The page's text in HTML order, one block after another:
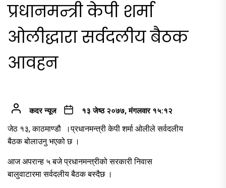
प्रधानमन्त्री केपी शर्मा
ओलीद्धारा सर्वदलीय बैठक
आवहन
कदर न्यूज १३ जेष्ठ २०७७, मंगलवार १५:१२
जेठ १३, काठमाण्डौ ।प्रधानमन्त्री केपी शर्मा ओलीले सर्वदलीय
बैठक बोलाउनु भएको छ ।
आज अपरान्ह ५ बजे प्रधानमन्त्रीको सरकारी निवास
बालुवाटारमा सर्वदलीय बैठक बस्दैछ ।